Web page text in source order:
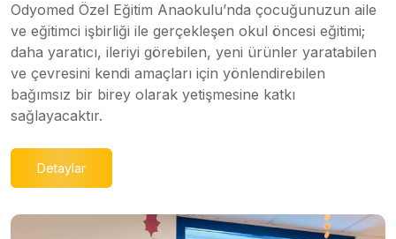
Odyomed Özel Eğitim Anaokulu’nda çocuğunuzun aile
ve eğitimci işbirliği ile gerçekleşen okul öncesi eğitimi;
daha yaratıcı, ileriyi görebilen, yeni ürünler yaratabilen
ve çevresini kendi amaçları için yönlendirebilen
bağımsız bir birey olarak yetişmesine katkı
sağlayacaktır.
Detaylar